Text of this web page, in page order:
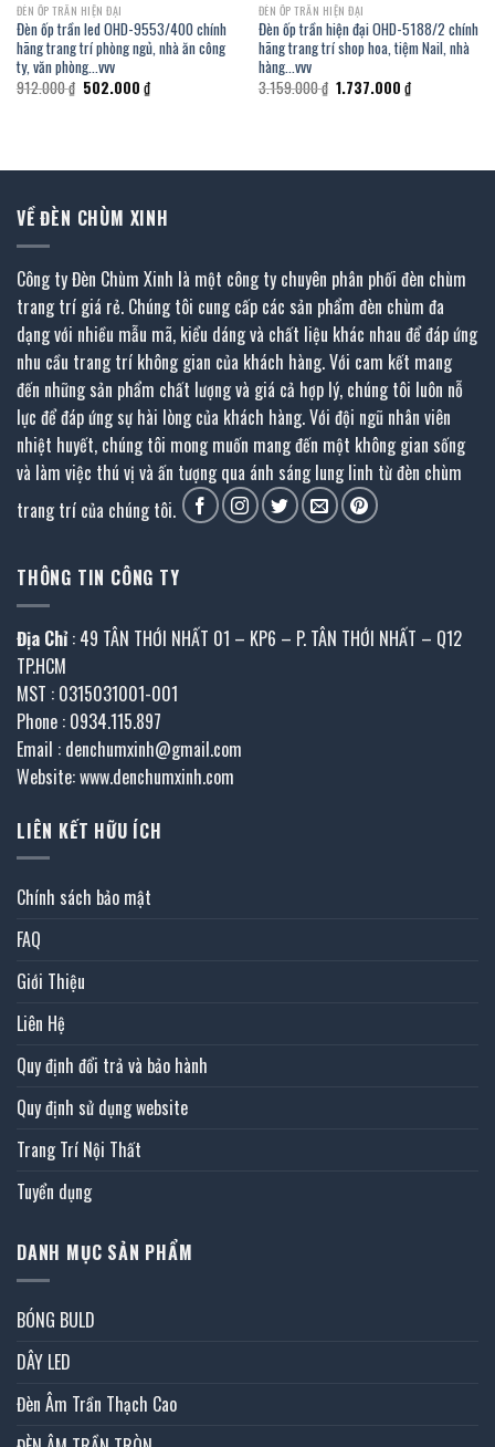
ĐÈN ỐP TRẦN HIỆN ĐẠI
Đèn ốp trần led OHD-9553/400 chính
hãng trang trí phòng ngủ, nhà ăn công
ty, văn phòng…vvv
912.000₫ Giá
gốc
502.000 ₫Giá
hiện
ĐÈN ỐP TRẦN HIỆN ĐẠI
Đèn ốp trần hiện đại OHD-5188/2 chính
hãng trang trí shop hoa, tiệm Nail, nhà
hàng…vvv
3.159.000₫ Giá
gốc
1.737.000 ₫Giá
hiện
VỀ ĐÈN CHÙM XINH
Công ty Đèn Chùm Xinh là một công ty chuyên phân phối đèn chùm
trang trí giá rẻ. Chúng tôi cung cấp các sản phẩm đèn chùm đa
dạng với nhiều mẫu mã, kiểu dáng và chất liệu khác nhau để đáp ứng
nhu cầu trang trí không gian của khách hàng. Với cam kết mang
đến những sản phẩm chất lượng và giá cả hợp lý, chúng tôi luôn nỗ
lực để đáp ứng sự hài lòng của khách hàng. Với đội ngũ nhân viên
nhiệt huyết, chúng tôi mong muốn mang đến một không gian sống
và làm việc thú vị và ấn tượng qua ánh sáng lung linh từ đèn chùm
trang trí của chúng tôi.
THÔNG TIN CÔNG TY
Địa Chỉ : 49 TÂN THỚI NHẤT 01 – KP6 – P. TÂN THỚI NHẤT – Q12
TP.HCM
MST : 0315031001-001
Phone : 0934.115.897
Email : denchumxinh@gmail.com
Website: www.denchumxinh.com
LIÊN KẾT HỮU ÍCH
Chính sách bảo mật
FAQ
Giới Thiệu
Liên Hệ
Quy định đổi trả và bảo hành
Quy định sử dụng website
Trang Trí Nội Thất
Tuyển dụng
DANH MỤC SẢN PHẨM
BÓNG BULD
DÂY LED
Đèn Âm Trần Thạch Cao